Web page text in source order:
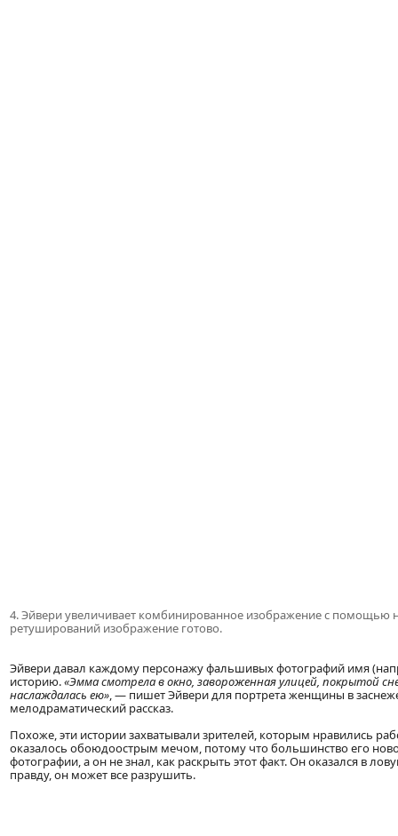
4. Эйвери увеличивает комбинированное изображение с
ретуширований изображение готово.
Эйвери давал каждому персонажу фальшивых фотографий имя
историю.«Эмма смотрела в окно, завороженная улицей, покрытой
наслаждалась ею», — пишет Эйвери для портрета женщины в
мелодраматический рассказ.
Похоже, эти истории захватывали зрителей, которым нравились
оказалось обоюдоострым мечом, потому что большинство его
фотографии, а он не знал, как раскрыть этот факт. Он оказался в
правду, он может все разрушить.